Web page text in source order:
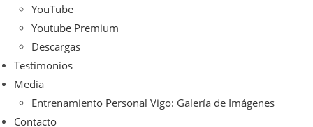
YouTube
Youtube Premium
Descargas
Testimonios
Media
Entrenamiento Personal Vigo: Galería de Imágenes
Contacto